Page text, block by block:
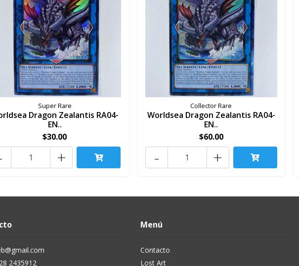
Super Rare
Dragon Zealantis RA04-
EN..
$30.00
+
Collector Rare
Worldsea Dragon Zealantis RA04-
EN..
$60.00
+
-
2435912
Menú
Contacto
Lost Art